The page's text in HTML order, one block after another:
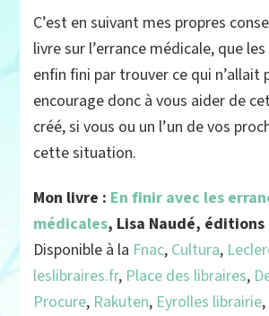
C’est en suivant mes propres
livre sur l’errance médicale, que
enfin fini par trouver ce qui n’allait
encourage donc à vous aider de
créé, si vous ou un l’un de vos
cette situation.
Mon livre : En finir avec les
médicales, Lisa Naudé, éditions
Disponible à la Fnac, Cultura,
leslibraires.fr, Place des libraires,
Procure, Rakuten, Eyrolles librairie,